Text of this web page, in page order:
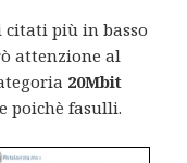
più in basso
attenzione al
20Mbit
poichè fasulli.